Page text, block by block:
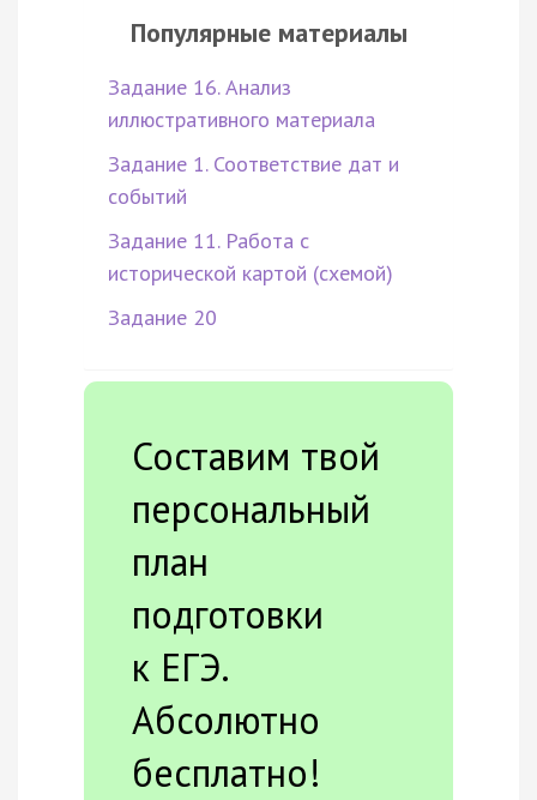
Популярные материалы
Задание 16. Анализ
иллюстративного материала
Задание 1. Соответствие дат и
событий
Задание 11. Работа с
исторической картой (схемой)
Задание 20
Составим твой
персональный
план
подготовки
к ЕГЭ.
Абсолютно
бесплатно!